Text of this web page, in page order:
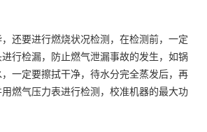
要进行燃烧状况检测，在检测前，一定
行检漏，防止燃气泄漏事故的发生，如锅
一定要擦拭干净，待水分完全蒸发后，再
燃气压力表进行检测，校准机器的最大功